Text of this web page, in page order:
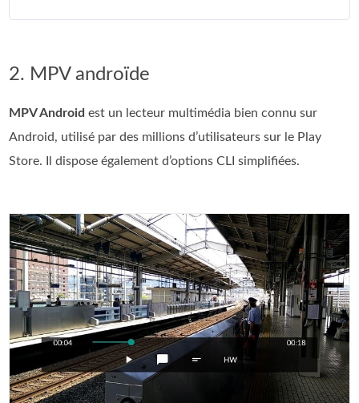
2. MPV androïde
MPV Android est un lecteur multimédia bien connu sur
Android, utilisé par des millions d’utilisateurs sur le Play
Store. Il dispose également d’options CLI simplifiées.